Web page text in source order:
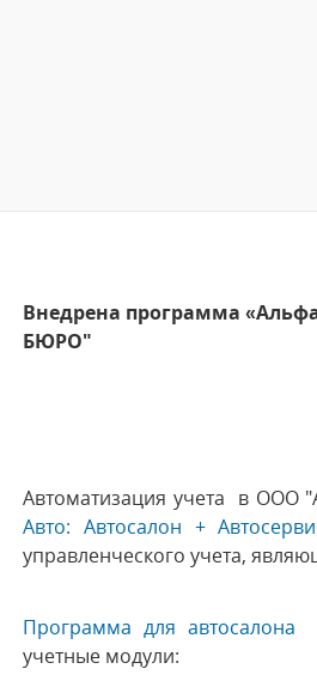
Внедрена программа
БЮРО"
Автоматизация учета в
Авто: Автосалон +
управленческого учета,
Программа для автосалона
учетные модули: